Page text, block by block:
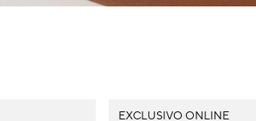
EXCLUSIVO ONLINE